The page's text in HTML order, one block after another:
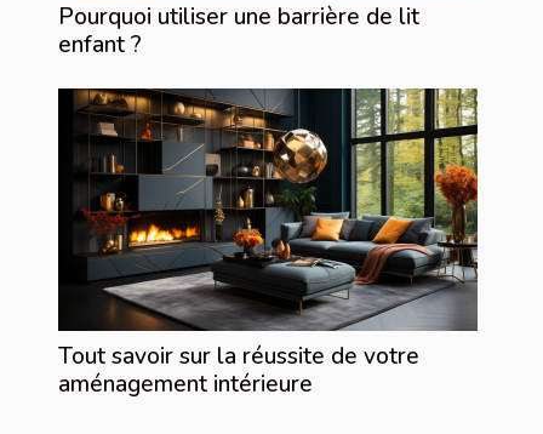
Pourquoi utiliser une barrière de lit
enfant ?
Tout savoir sur la réussite de votre
aménagement intérieure